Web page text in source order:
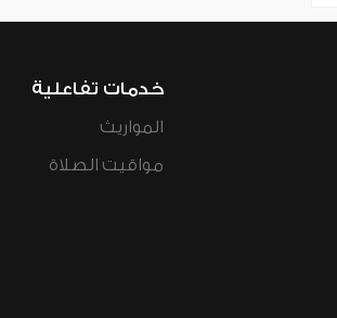
خدمات تفاعلية
المواريث
مواقيت الصلاة